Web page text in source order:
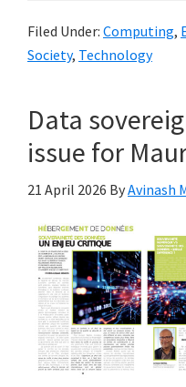
Filed Under: Computing,
Society, Technology
Data
issue for
21 April 2026 ByAvinash